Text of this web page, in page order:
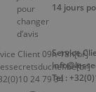
14 jours
Service
Tel :